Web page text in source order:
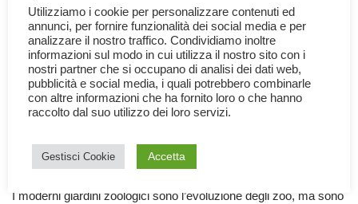
Giardini Zoologici: prigioni o
10 Giugno 2025 Animali ,Ecologia
I moderni giardini zoologici sono l’evoluzione degli zoo, ma sono
Utilizziamo i cookie per personalizzare contenuti ed
annunci, per fornire funzionalità dei social media e per
analizzare il nostro traffico. Condividiamo inoltre
informazioni sul modo in cui utilizza il nostro sito con i
nostri partner che si occupano di analisi dei dati web,
pubblicità e social media, i quali potrebbero combinarle
con altre informazioni che ha fornito loro o che hanno
raccolto dal suo utilizzo dei loro servizi.
Gestisci Cookie Accetta